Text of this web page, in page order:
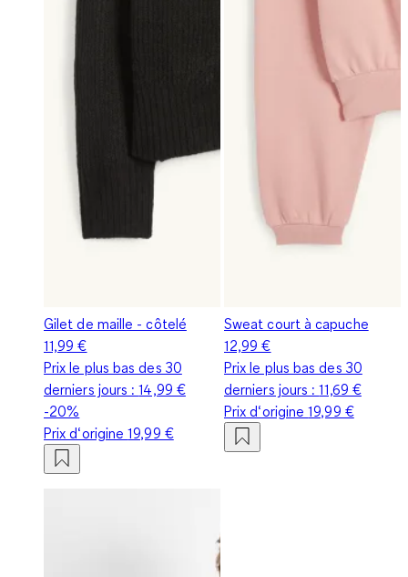
Gilet de maille - côtelé
11,99 €
Prix le plus bas des 30
derniers jours :14,99 €
-20%
Prix d‘origine19,99 €
Sweat court à capuche
12,99 €
Prix le plus bas des 30
derniers jours :11,69 €
Prix d‘origine19,99 €